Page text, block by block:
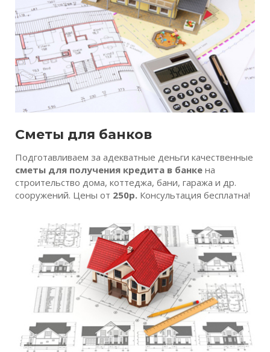
Сметы для банков
Подготавливаем за адекватные деньги качественные
сметы для получения кредита в банке на
строительство дома, коттеджа, бани, гаража и др.
сооружений. Цены от 250р. Консультация бесплатна!